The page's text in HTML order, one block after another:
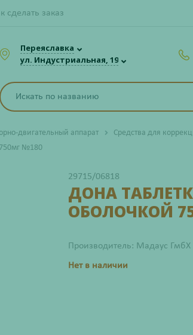
сделать заказ
Переяславка
ул. Индустриальная, 19
двигательный аппарат
Средства для
№180
29715/06818
ДОНА
ОБОЛОЧКОЙ
Производитель: Мадаус ГмбХ
Нет в наличии